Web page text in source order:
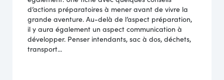
d’actions préparatoires à mener avant de vivre la
grande aventure. Au-delà de l’aspect préparation,
il y aura également un aspect communication à
développer. Penser intendants, sac à dos, déchets,
transport...